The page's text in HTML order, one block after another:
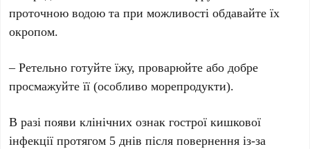
проточною водою та при можливості обдавайте їх
окропом.
– Ретельно готуйте їжу, проварюйте або добре
просмажуйте її (особливо морепродукти).
В разі появи клінічних ознак гострої кишкової
інфекції протягом 5 днів після повернення із-за